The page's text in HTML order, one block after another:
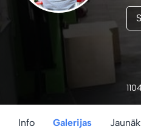
Info Galerijas